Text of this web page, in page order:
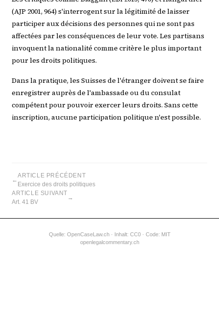
(AJP 2001, 964) s'interrogent sur la légitimité de laisser
participer aux décisions des personnes qui ne sont pas
affectées par les conséquences de leur vote. Les partisans
invoquent la nationalité comme critère le plus important
pour les droits politiques.
Dans la pratique, les Suisses de l'étranger doivent se faire
enregistrer auprès de l'ambassade ou du consulat
compétent pour pouvoir exercer leurs droits. Sans cette
inscription, aucune participation politique n'est possible.
←
ARTICLE PRÉCÉDENT
Exercice des droits politiques
ARTICLE SUIVANT
Art. 41 BV
→
Quelle: OpenCaseLaw.ch· Inhalt: CC0 · Code: MIT
openlegalcommentary.ch